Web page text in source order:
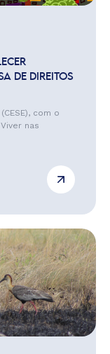
DE DIREITOS
com o
nas